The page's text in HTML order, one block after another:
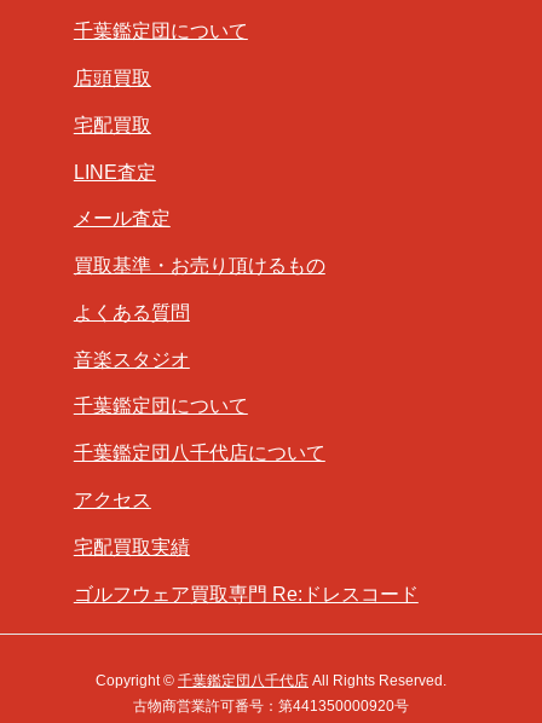
千葉鑑定団について
店頭買取
宅配買取
LINE査定
メール査定
買取基準・お売り頂けるもの
よくある質問
音楽スタジオ
千葉鑑定団について
千葉鑑定団八千代店について
アクセス
宅配買取実績
ゴルフウェア買取専門 Re:ドレスコード
Copyright © 千葉鑑定団八千代店 All Rights Reserved.
古物商営業許可番号：第441350000920号